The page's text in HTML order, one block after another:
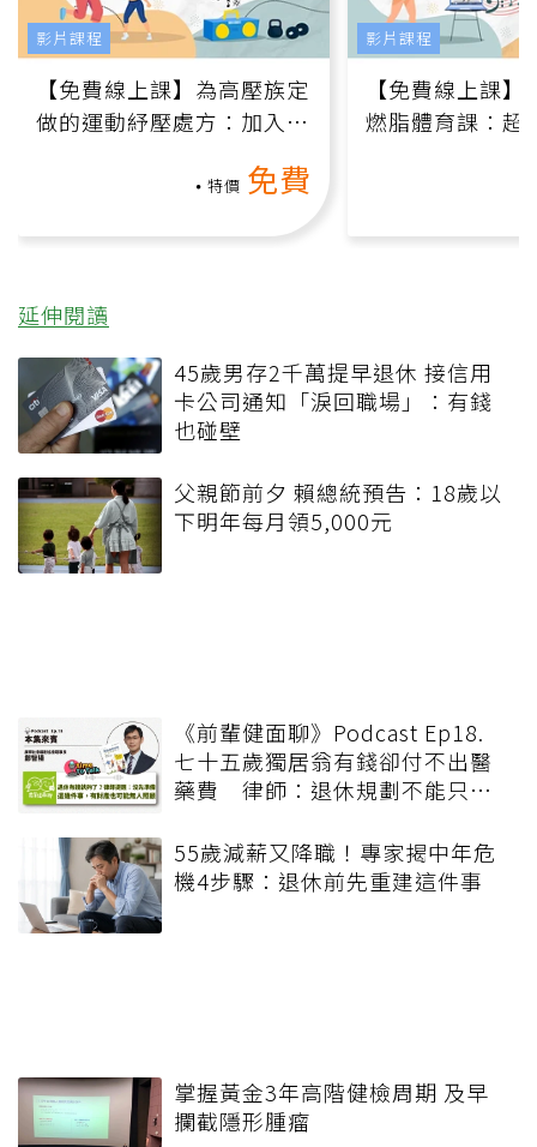
【免費線上課】為高壓族定
做的運動紓壓處方：加入行
特價 免費
影片課程
【免費線上課
燃脂體育課：超
影片課程
延伸閱讀
45歲男存2千萬提早退休 接信用
卡公司通知「淚回職場」：有錢
也碰壁
父親節前夕 賴總統預告：18歲以
下明年每月領5,000元
《前輩健面聊》Podcast Ep18.
七十五歲獨居翁有錢卻付不出醫
藥費 律師：退休規劃不能只有
55歲減薪又降職！專家揭中年危
機4步驟：退休前先重建這件事
掌握黃金3年高階健檢周期 及早
攔截隱形腫瘤